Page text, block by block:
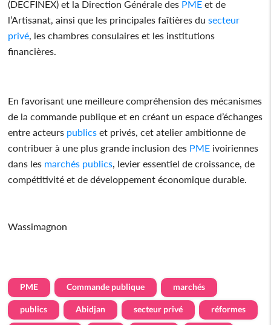
(DECFINEX) et la Direction Générale des PME et de
l’Artisanat, ainsi que les principales faîtières du secteur
privé, les chambres consulaires et les institutions
financières.
En favorisant une meilleure compréhension des mécanismes
de la commande publique et en créant un espace d’échanges
entre acteurs publics et privés, cet atelier ambitionne de
contribuer à une plus grande inclusion des PME ivoiriennes
dans les marchés publics, levier essentiel de croissance, de
compétitivité et de développement économique durable.
Wassimagnon
PME Commande publique marchés
publics Abidjan secteur privé réformes